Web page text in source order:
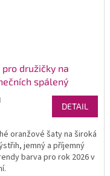
družičky na
spálený
DETAIL
oranžové šaty na široká
jemný a příjemný
barva pro rok 2026 v